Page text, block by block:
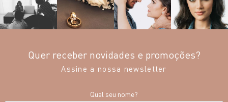
Quer receber novidades e promoções?
Assine a nossa newsletter
Qual seu nome?